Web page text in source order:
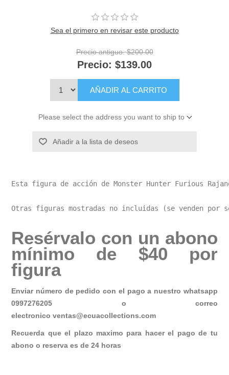
Sea el primero en revisar este producto
Precio antiguo: $200.00
Precio: $139.00
AÑADIR AL CARRITO
Please select the address you want to ship to
Añadir a la lista de deseos
Esta figura de acción de Monster Hunter Furious
Otras figuras mostradas no incluidas (se venden por
Resérvalo con un abono
mínimo de $40 por
figura
Enviar número de pedido con el pago a nuestro whatsapp
0997276205 o correo
electronicoventas@ecuacollections.com
Recuerda que el plazo maximo para hacer el pago de tu
abono o reserva es de 24 horas